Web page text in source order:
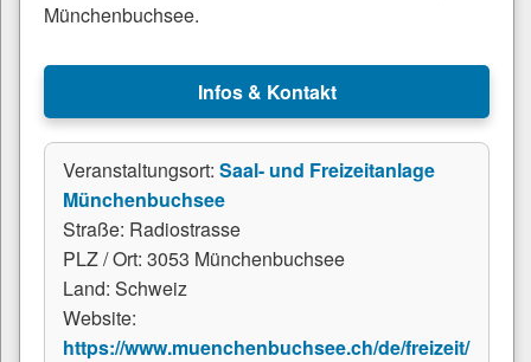
Münchenbuchsee.
Infos & Kontakt
Veranstaltungsort: Saal- und Freizeitanlage
Münchenbuchsee
Straße: Radiostrasse
PLZ / Ort: 3053 Münchenbuchsee
Land: Schweiz
Website:
https://www.muenchenbuchsee.ch/de/freizeit/